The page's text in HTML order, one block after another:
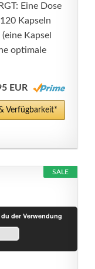
Eine Dose
Kapseln
Kapsel
optimale
EUR
Verfügbarkeit*
SALE
der Verwendung